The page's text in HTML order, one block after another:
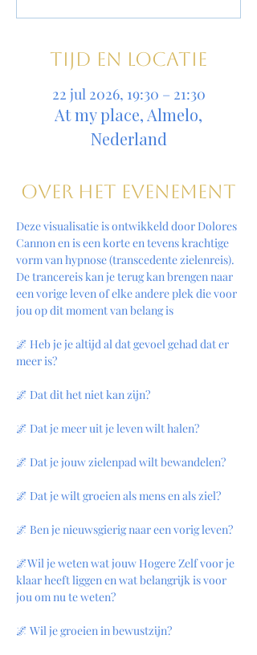
Tijd en locatie
22 jul 2026, 19:30 – 21:30
At my place, Almelo,
Nederland
Over het evenement
Deze visualisatie is ontwikkeld door Dolores
Cannon en is een korte en tevens krachtige
vorm van hypnose (transcedente zielenreis).
De trancereis kan je terug kan brengen naar
een vorige leven of elke andere plek die voor
jou op dit moment van belang is
🌌 Heb je je altijd al dat gevoel gehad dat er
meer is?
🌌 Dat dit het niet kan zijn?
🌌 Dat je meer uit je leven wilt halen?
🌌 Dat je jouw zielenpad wilt bewandelen?
🌌 Dat je wilt groeien als mens en als ziel?
🌌 Ben je nieuwsgierig naar een vorig leven?
🌌Wil je weten wat jouw Hogere Zelf voor je
klaar heeft liggen en wat belangrijk is voor
jou om nu te weten?
🌌 Wil je groeien in bewustzijn?